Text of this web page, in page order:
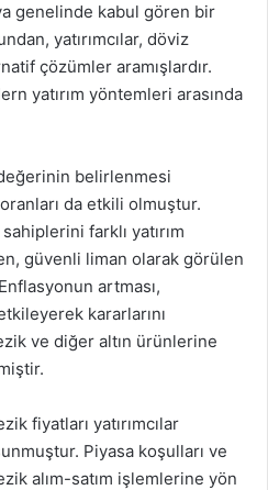
genelinde kabul gören bir
yatırımcılar, döviz
çözümler aramışlardır.
yatırım yöntemleri arasında
belirlenmesi
da etkili olmuştur.
farklı yatırım
güvenli liman olarak görülen
artması,
kararlarını
ve diğer altın ürünlerine
fiyatları yatırımcılar
Piyasa koşulları ve
alım-satım işlemlerine yön